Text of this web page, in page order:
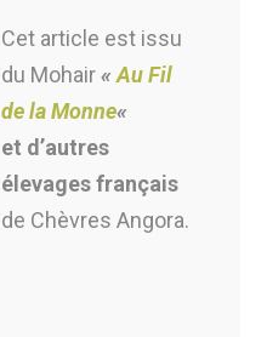
Cet article est issu
du Mohair«Au Fil
de la Monne«
et d’autres
élevages français
de Chèvres Angora.